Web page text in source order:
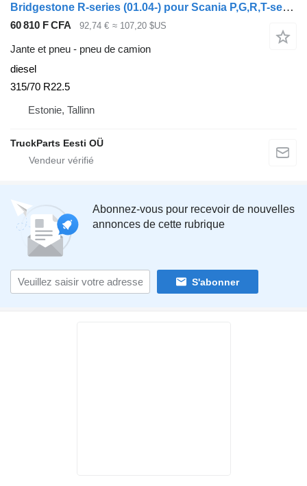
Bridgestone R-series (01.04-) pour Scania P,G,R,T-series (2004-2017)
60 810 F CFA 92,74 € ≈ 107,20 $US
Jante et pneu - pneu de camion
diesel
315/70 R22.5
Estonie, Tallinn
TruckParts Eesti OÜ
Abonnez-vous pour recevoir de nouvelles
annonces de cette rubrique
S'abonner